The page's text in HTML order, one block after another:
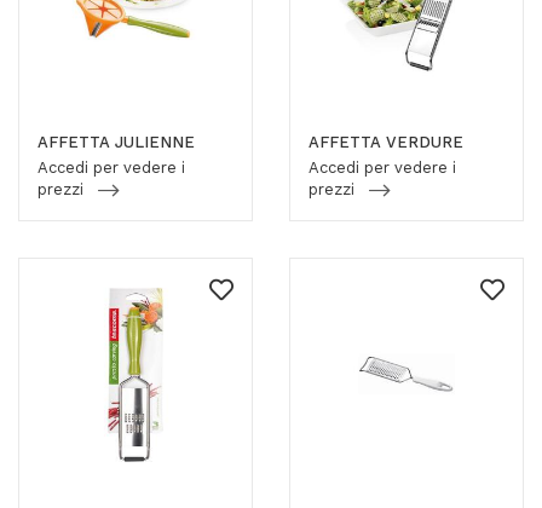
AFFETTA JULIENNE
Accedi per vedere i
prezzi
AFFETTA VERDURE
Accedi per vedere i
prezzi